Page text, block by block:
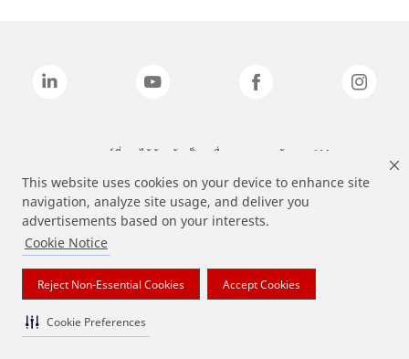
This website uses cookies on your device to enhance site
navigation, analyze site usage, and deliver you
advertisements based on your interests.
Cookie Notice
Reject Non-Essential Cookies Accept Cookies
Cookie Preferences
แบรนด์ที่ระบุไว้ข้างต้นเป็นเครื่องหมายการค้าของ 3M